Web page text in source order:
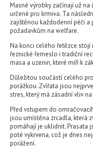
AKTUALITY
Masné výrobky začínají už
určené pro krmiva. Ta
zajištěnou každodenní péči
požadavkům na welfare.
Na konci celého řetězce stojí
řeznické řemeslo i tradiční
masa a uzenin, které míří k
Důležitou součástí celého
porážkou. Zvířata jsou
stres, který má zásadní vliv
Před vstupem do
jsou umístěna zrcadla, která
pomáhají je uklidnit. Prasata
poté vykrvena, což je dnes
porážení.